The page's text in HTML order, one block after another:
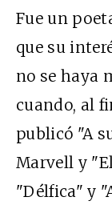
Fue un
que su
no se haya
cuando, al
publicó "A
Marvell y
"Délfica" y